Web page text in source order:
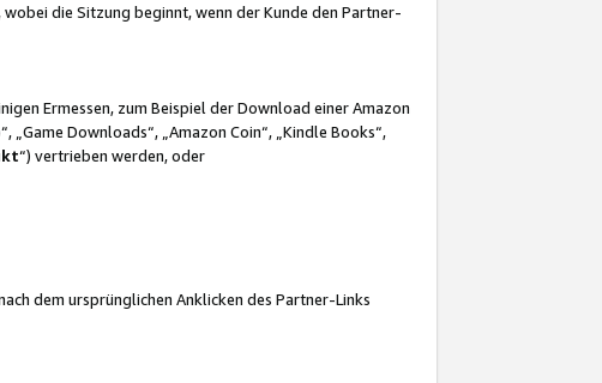
die Sitzung beginnt, wenn der Kunde den Partner-
Ermessen, zum Beispiel der Download einer Amazon
Downloads“, „Amazon Coin“, „Kindle Books“,
“) vertrieben werden, oder
dem ursprünglichen Anklicken des Partner-Links